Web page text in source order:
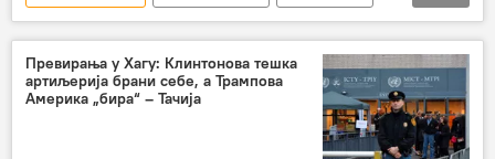
Србија – друштво
Анализе и мишљења
Радован Караџић
Дарко Ђого
свештеник
црква
Превирања у Хагу: Клинтонова тешка
артиљерија брани себе, а Трампова
Америка „бира“ – Тачија